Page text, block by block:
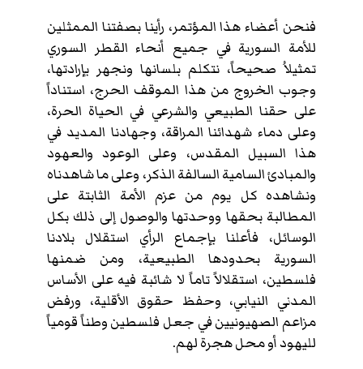
فنحن أعضاء هذا المؤتمر، رأينا بصفتنا الممثلين
للأمة السورية في جميع أنحاء القطر السوري
تمثيلاُ صحيحاً، نتكلم بلسانها ونجهر بإرادتها،
وجوب الخروج من هذا الموقف الحرج، استناداً
على حقنا الطبيعي والشرعي في الحياة الحرة،
وعلى دماء شهدائنا المراقة، وجهادنا المديد في
هذا السبيل المقدس، وعلى الوعود والعهود
والمبادئ السامية السالفة الذكر، وعلى ما شاهدناه
ونشاهده كل يوم من عزم الأمة الثابتة على
المطالبة بحقها ووحدتها والوصول إلى ذلك بكل
الوسائل، فأعلنا بإجماع الرأي استقلال بلادنا
السورية بحدودها الطبيعية، ومن ضمنها
فلسطين، استقلالاً تاماً لا شائبة فيه على الأساس
المدني النيابي، وحفظ حقوق الأقلية، ورفض
مزاعم الصهيونيين في جعل فلسطين وطناً قومياً
لليهود أو محل هجرة لهم.